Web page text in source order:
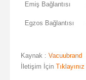
Emiş Bağlantısı
Egzos Bağlantısı
Kaynak : Vacuubrand
İletişim İçin Tıklayınız